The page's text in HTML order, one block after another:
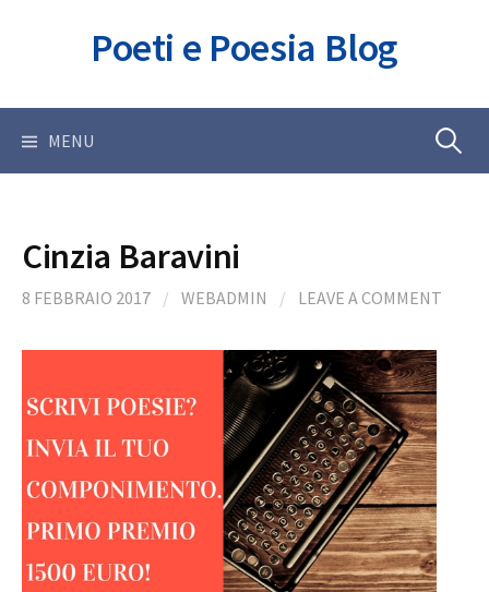
Poeti e Poesia Blog
MENU Ricerca
Cinzia Baravini
8 FEBBRAIO 2017 / WEBADMIN / LEAVE A COMMENT